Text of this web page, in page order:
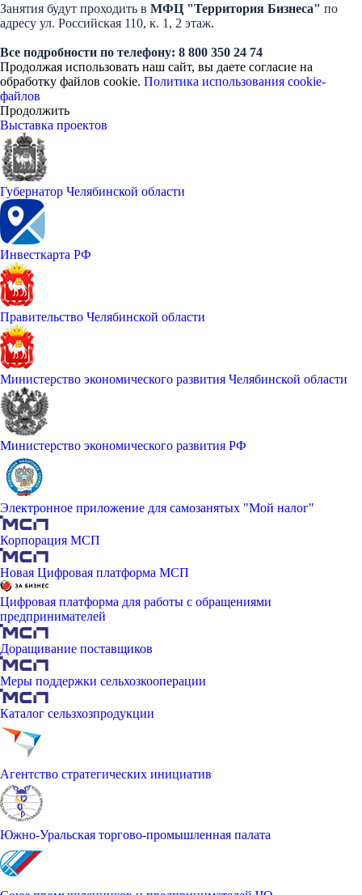
Занятия будут проходить в МФЦ "Территория Бизнеса" по
адресу ул. Российская 110, к. 1, 2 этаж.
Все подробности по телефону: 8 800 350 24 74
Продолжая использовать наш сайт, вы даете согласие на
обработку файлов cookie. Политика использования cookie-
файлов
Продолжить
Выставка проектов
Губернатор Челябинской области
Инвесткарта РФ
Правительство Челябинской области
Министерство экономического развития Челябинской области
Министерство экономического развития РФ
Электронное приложение для самозанятых "Мой налог"
Корпорация МСП
Новая Цифровая платформа МСП
Цифровая платформа для работы с обращениями
предпринимателей
Доращивание поставщиков
Меры поддержки сельхозкооперации
Каталог сельзхозпродукции
Агентство стратегических инициатив
Южно-Уральская торгово-промышленная палата